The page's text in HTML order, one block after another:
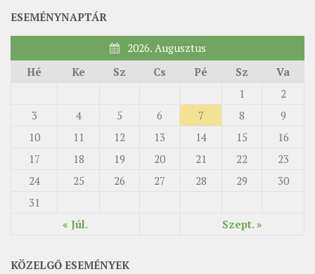
ESEMÉNYNAPTÁR
2026. Augusztus
Hé
Ke Sz Cs Pé Sz Va
« Júl. Szept. »
1
2
3
4 5 6 7 8
9
10
11 12 13 14 15
16
17
18 19 20 21 22
23
24
25 26 27 28 29
30
31
KÖZELGŐ ESEMÉNYEK